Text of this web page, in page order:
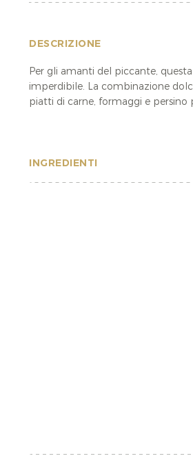
DESCRIZIONE
Per gli amanti del piccante,
imperdibile. La combinazione
piatti di carne, formaggi e persino
INGREDIENTI